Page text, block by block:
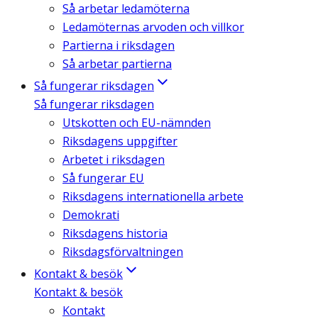
Så arbetar ledamöterna
Ledamöternas arvoden och villkor
Partierna i riksdagen
Så arbetar partierna
Så fungerar riksdagen
Så fungerar riksdagen
Utskotten och EU-nämnden
Riksdagens uppgifter
Arbetet i riksdagen
Så fungerar EU
Riksdagens internationella arbete
Demokrati
Riksdagens historia
Riksdagsförvaltningen
Kontakt & besök
Kontakt & besök
Kontakt